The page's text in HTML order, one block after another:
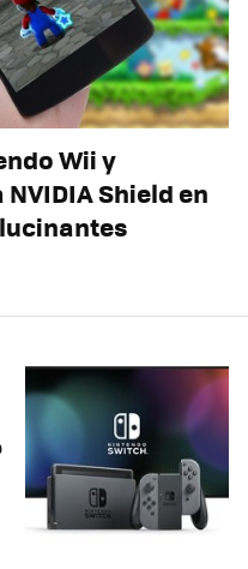
Wii y
Shield en